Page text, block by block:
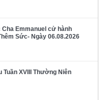
Emmanuel cử hành
Sức- Ngày 06.08.2026
Tuần XVIII Thường Niên